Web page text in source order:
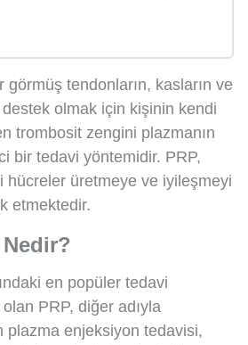
tendonların, kasların ve
destek olmak için kişinin kendi
trombosit zengini plazmanın
bir tedavi yöntemidir. PRP,
hücreler üretmeye ve iyileşmeyi
etmektedir.
en popüler tedavi
PRP, diğer adıyla
plazma enjeksiyon tedavisi,